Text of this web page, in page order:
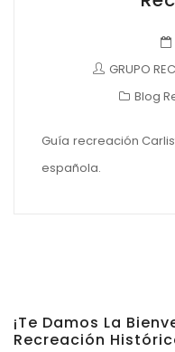
GRUPO
Blog
Guía recreación
española.
¡Te Damos La
Recreación